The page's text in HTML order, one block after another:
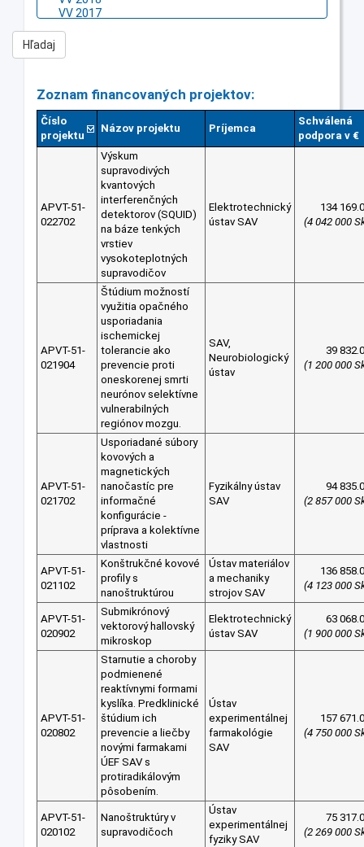
Zoznam financovaných projektov:
Číslo
projektu
Názov projektu Príjemca
Schválená
podpora v €
APVT-51-
022702
Výskum
supravodivých
kvantových
interferenčných
detektorov (SQUID)
na báze tenkých
vrstiev
vysokoteplotných
supravodičov
Elektrotechnický
ústav SAV
134
(4 042 000
APVT-51-
021904
Štúdium možností
využitia opačného
usporiadania
ischemickej
tolerancie ako
prevencie proti
oneskorenej smrti
neurónov selektívne
vulnerabilných
regiónov mozgu.
SAV,
Neurobiologický
ústav
39
(1 200 000
APVT-51-
021702
Usporiadané súbory
kovových a
magnetických
nanočastíc pre
informačné
konfigurácie -
príprava a kolektívne
vlastnosti
Fyzikálny ústav
SAV
94
(2 857 000
APVT-51-
021102
Konštrukčné kovové
profily s
nanoštruktúrou
Ústav materiálov
a mechaniky
strojov SAV
136
(4 123 000
APVT-51-
020902
Submikrónový
vektorový hallovský
mikroskop
Elektrotechnický
ústav SAV
63
(1 900 000
APVT-51-
020802
Starnutie a choroby
podmienené
reaktívnymi formami
kyslíka. Predklinické
štúdium ich
prevencie a liečby
novými farmakami
ÚEF SAV s
protiradikálovým
pôsobením.
Ústav
experimentálnej
farmakológie
SAV
157
(4 750 000
APVT-51-
020102
Nanoštruktúry v
supravodičoch
Ústav
experimentálnej
fyziky SAV
75
(2 269 000